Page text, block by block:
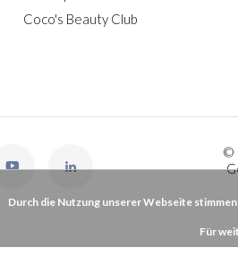
Coco's Beauty Club
©
Durch die Nutzung unserer Webseite
Für